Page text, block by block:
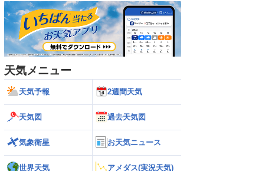
天気メニュー
天気予報 2週間天気
天気図 過去天気図
気象衛星 お天気ニュース
世界天気 アメダス(実況天気)